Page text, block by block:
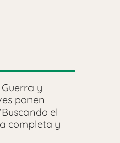
y
ponen
el
completa y